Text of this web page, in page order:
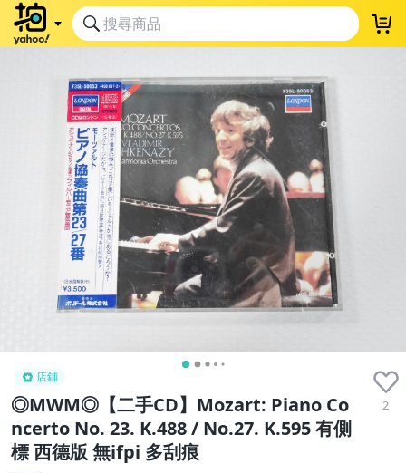
店鋪
◎MWM◎【二手CD】Mozart: Piano Co
ncerto No. 23. K.488 / No.27. K.595 有側
標 西德版 無ifpi 多刮痕
2